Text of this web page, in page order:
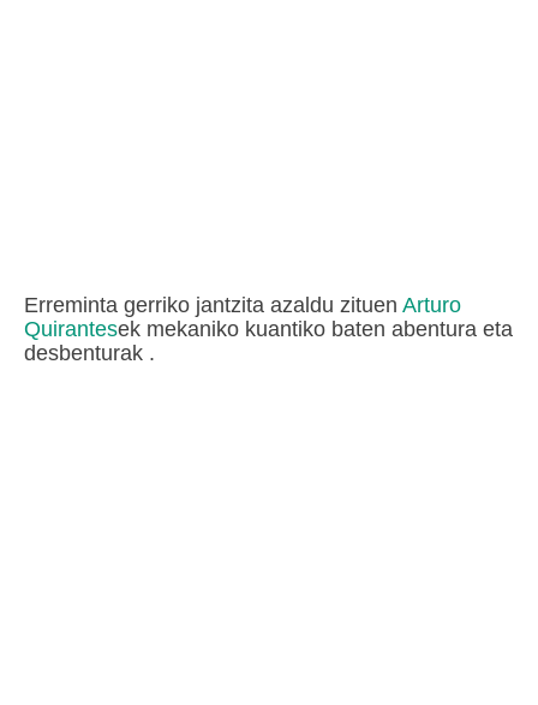
Erreminta gerriko jantzita azaldu zituen Arturo
Quirantesek mekaniko kuantiko baten abentura eta
desbenturak .